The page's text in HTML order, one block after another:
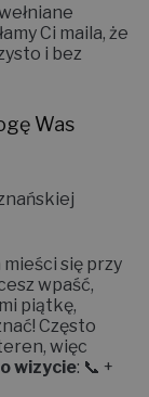
Ci maila, że
i bez
Was
mieści się przy
wpaść,
piątkę,
Często
więc
wizycie: 📞 +